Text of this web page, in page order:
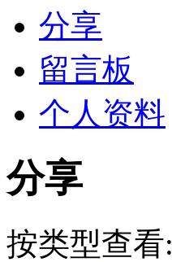
分享
留言板
个人资料
分享
按类型查看: